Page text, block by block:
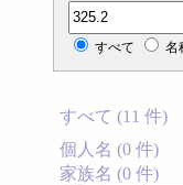
分類記号検索
すべて 名
すべて (11 件)
個人名 (0 件)
家族名 (0 件)